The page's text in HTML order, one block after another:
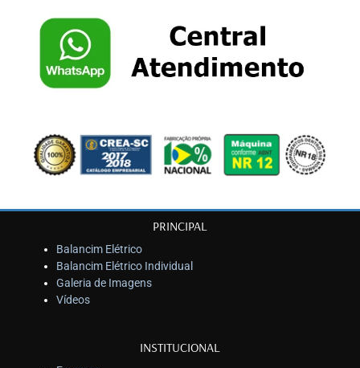
PRINCIPAL
Balancim Elétrico
Balancim Elétrico Individual
Galeria de Imagens
Vídeos
INSTITUCIONAL